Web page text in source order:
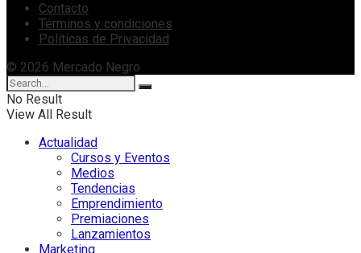
Contacto
Términos y condiciones
Políticas de Privacidad
© 2026 Mercado Negro
No Result
View All Result
Actualidad
Cursos y Eventos
Medios
Tendencias
Emprendimiento
Premiaciones
Lanzamientos
Marketing